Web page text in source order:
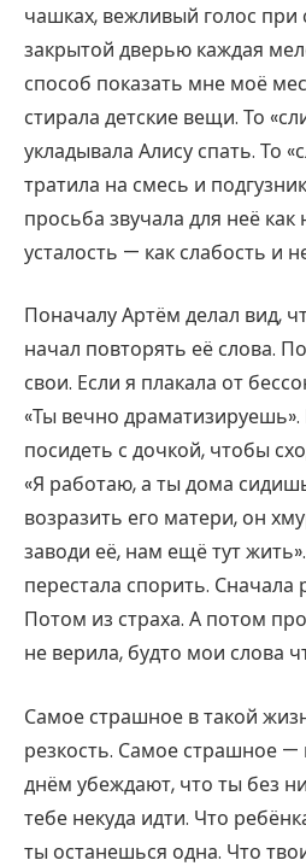
чашках, вежливый голос при
закрытой дверью каждая
способ показать мне моё
стирала детские вещи. То
укладывала Алису спать. То
тратила на смесь и
просьба звучала для неё как
усталость — как слабость и
Поначалу Артём делал вид,
начал повторять её слова.
свои. Если я плакала от
«Ты вечно драматизируешь».
посидеть с дочкой, чтобы
«Я работаю, а ты дома
возразить его матери, он
заводи её, нам ещё тут
перестала спорить. Сначала
Потом из страха. А потом
не верила, будто мои слова
Самое страшное в такой
резкость. Самое страшное —
днём убеждают, что ты без
тебе некуда идти. Что
ты останешься одна. Что